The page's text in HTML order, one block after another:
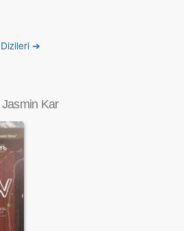
➔
Jasmin Kar